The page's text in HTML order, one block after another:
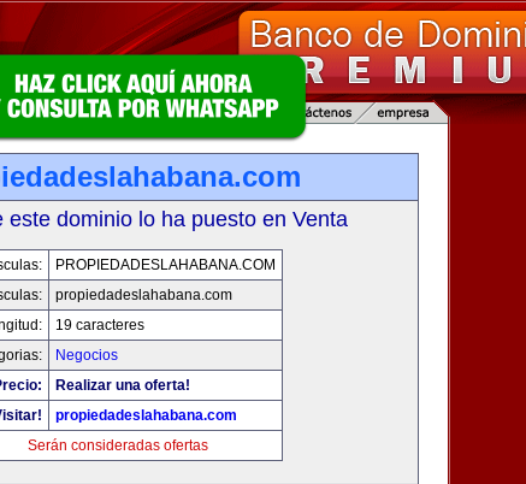
este dominio lo ha puesto en Venta
PROPIEDADESLAHABANA.COM
propiedadeslahabana.com
19 caracteres
Negocios
Realizar una oferta!
propiedadeslahabana.com
Serán consideradas ofertas